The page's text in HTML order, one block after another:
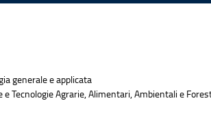
generale e applicata
Tecnologie Agrarie, Alimentari, Ambientali e